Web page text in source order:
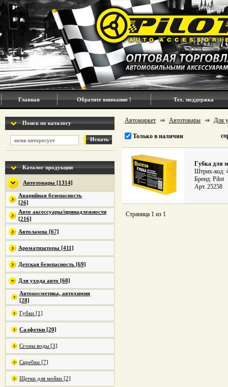
Главная Обратите внимание ! Тех. поддержка
Поиск по каталогу
Искать
Каталог продукции
Автотовары [1314]
Аварийная безопасность
[26]
Авто аксессуары/принадлежности
[216]
Автолампа [67]
Ароматизаторы [411]
Детская безопасность [69]
Для ухода авто [68]
Автокосметика, автохимия
[28]
Губки [1]
Салфетки [20]
Сгоны воды [3]
Скребки [7]
Щетки для мойки [2]
Автомаркет ⇒ Автотовары ⇒ Для
Только в наличии
Губка для
Штрих-код:
Бренд: Pilot
Арт. 25258
Страница 1 из 1